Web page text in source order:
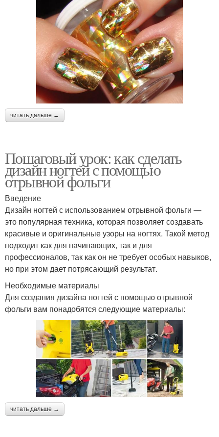
читать дальше →
Пошаговый урок: как сделать
дизайн ногтей с помощью
отрывной фольги
Введение
Дизайн ногтей с использованием отрывной фольги —
это популярная техника, которая позволяет создавать
красивые и оригинальные узоры на ногтях. Такой метод
подходит как для начинающих, так и для
профессионалов, так как он не требует особых навыков,
но при этом дает потрясающий результат.
Необходимые материалы
Для создания дизайна ногтей с помощью отрывной
фольги вам понадобятся следующие материалы:
читать дальше →